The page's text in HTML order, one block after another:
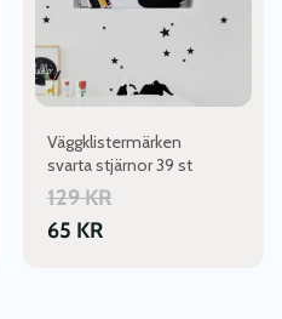
Väggklistermärken
svarta stjärnor 39 st
129KR
65 KR